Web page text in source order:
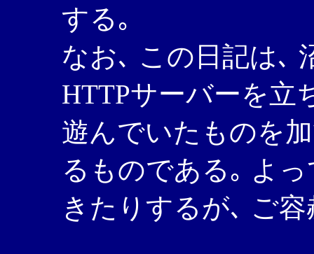
する｡
なお､ この日記は､
HTTPサーバーを立
遊んでいたものを
るものである｡ よ
きたりするが､ ご